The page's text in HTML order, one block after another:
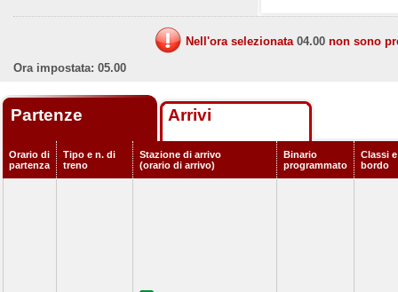
Nell'ora selezionata 04.00 non sono
Ora impostata: 05.00
Partenze Arrivi
Orario di
partenza
Tipo e n. di
treno
Stazione di arrivo
(orario di arrivo)
Binario
programmato
Classi
bordo